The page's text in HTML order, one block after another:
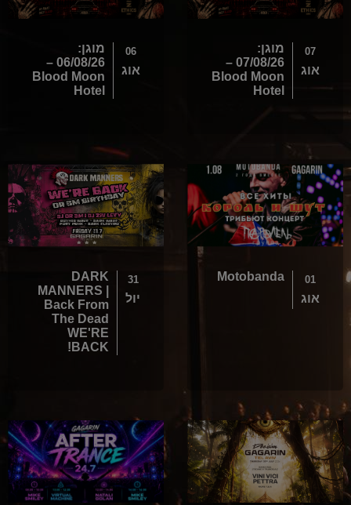
07
אוג
מוגן:
07/08/26 –
Blood Moon
Hotel
06
אוג
מוגן:
06/08/26 –
Blood Moon
Hotel
01
אוג
Motobanda
31
יול
DARK
MANNERS |
Back From
The Dead
WE'RE
BACK!